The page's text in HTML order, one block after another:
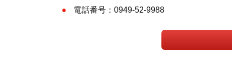
電話番号：0949-52-9988